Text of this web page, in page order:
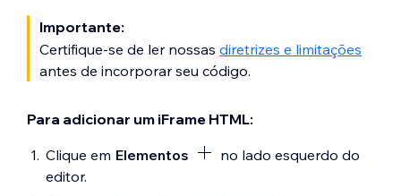
Importante:
Certifique-se de ler nossas diretrizes e limitações
antes de incorporar seu código.
Para adicionar um iFrame HTML:
Clique em Elementos
no lado esquerdo do
editor.